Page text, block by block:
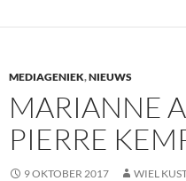
MEDIAGENIEK,NIEUWS
MARIANNE
PIERRE
9 OKTOBER 2017 WIEL